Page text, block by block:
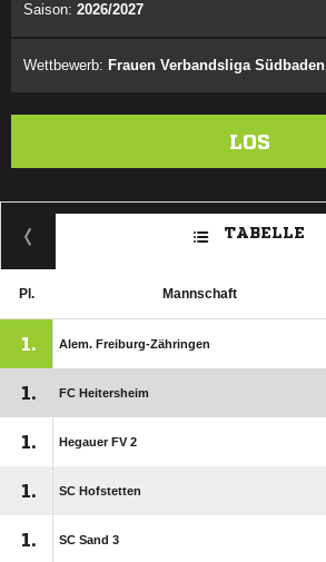
Saison: 2026/2027
Wettbewerb: Frauen Verbandsliga Südbaden
LOS
TABELLE
Pl. Mannschaft
1. Alem. Freiburg-Zähringen
1. FC Heitersheim
1. Hegauer FV 2
1. SC Hofstetten
1. SC Sand 3